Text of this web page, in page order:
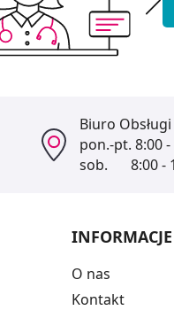
Biuro
pon.-pt. 8:00
sob.
8:00 -
INFORMACJE
O nas
Kontakt